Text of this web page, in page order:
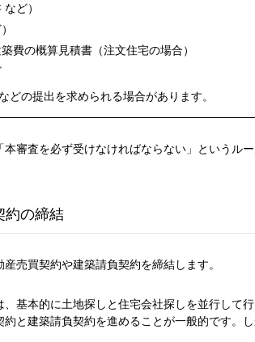
ど）
費の概算見積書（注文住宅の場合）
の提出を求められる場合があります。
審査を必ず受けなければならない」というル
約の締結
売買契約や建築請負契約を締結します。
基本的に土地探しと住宅会社探しを並行して
と建築請負契約を進めることが一般的です。